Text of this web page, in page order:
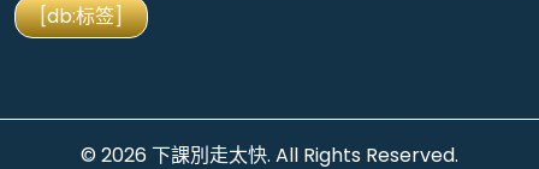
[db:标签]
© 2026下課別走太快. All Rights Reserved.